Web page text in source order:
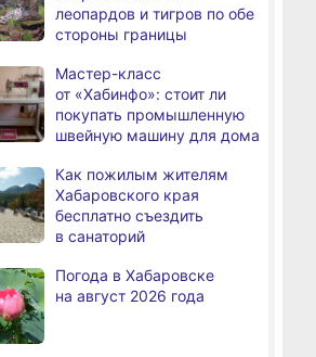
на-Амуре
ремонтируют
культуры
транспорт наносят
слоганы для туристов
на благоустройство
крае в 4 ДТП пострадали 10
человек
В Хабаровске из горящей
эвакуировали 6 человек
В трёх районах
Хабаровского края
пожарной опасности
леопардов и тигров по обе
стороны границы
Мастер-класс
от «Хабинфо»: стоит ли
покупать промышленную
швейную машину для дома
Как пожилым жителям
Хабаровского края
бесплатно съездить
в санаторий
Погода в Хабаровске
на август 2026 года